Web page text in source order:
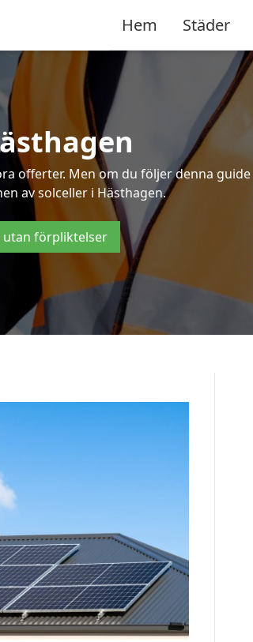
Hem Städer
offerter. Men om du följer denna
av solceller i Hästhagen.
utan förpliktelser